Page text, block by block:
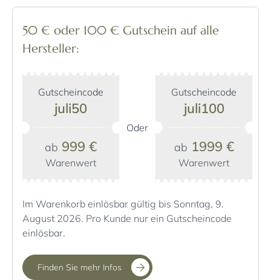
50 € oder 100 € Gutschein auf alle
Hersteller:
Gutscheincode
juli50
ab 999 €
Warenwert
Oder
Gutscheincode
juli100
ab 1999 €
Warenwert
Im Warenkorb einlösbar gültig bis Sonntag, 9.
August 2026. Pro Kunde nur ein Gutscheincode
einlösbar.
Finden Sie mehr Infos